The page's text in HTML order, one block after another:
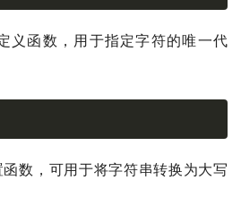
义函数，用于指定字符的唯一代
数，可用于将字符串转换为大写